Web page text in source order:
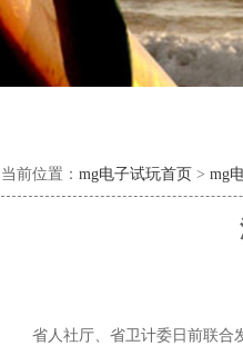
当前位置： mg电子试玩首页 > mg
省人社厅、省卫计委日前联合